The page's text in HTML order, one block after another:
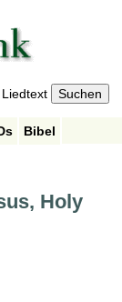
Bibel
Holy